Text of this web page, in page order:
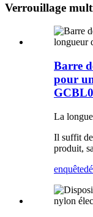
Verrouillage
Barre
pour
La
Il suffit
produit,
enquête